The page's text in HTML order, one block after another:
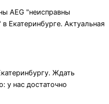
AEG "неисправны
Екатеринбурге. Актуальная
Ждать
у нас достаточно